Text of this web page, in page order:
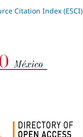
Citation Index (ESCI)